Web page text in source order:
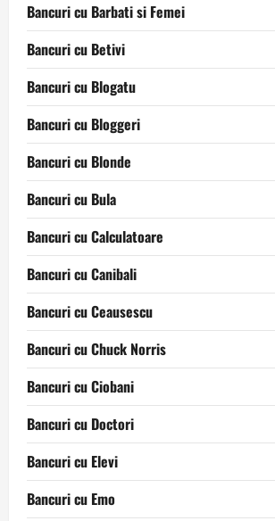
Bancuri cu Barbati si Femei
Bancuri cu Betivi
Bancuri cu Blogatu
Bancuri cu Bloggeri
Bancuri cu Blonde
Bancuri cu Bula
Bancuri cu Calculatoare
Bancuri cu Canibali
Bancuri cu Ceausescu
Bancuri cu Chuck Norris
Bancuri cu Ciobani
Bancuri cu Doctori
Bancuri cu Elevi
Bancuri cu Emo